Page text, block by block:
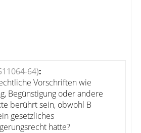
64):
Vorschriften wie
Begünstigung oder andere
berührt sein, obwohl B
gesetzliches
hatte?